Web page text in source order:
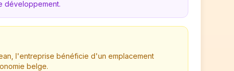
développement.
l'entreprise bénéficie d'un emplacement
belge.